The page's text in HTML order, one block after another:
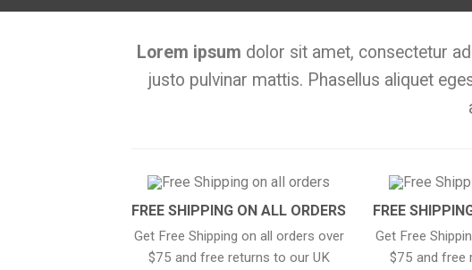
Lorem ipsum dolor sit amet, consectetur
justo pulvinar mattis. Phasellus aliquet
FREE SHIPPING ON ALL ORDERS
Get Free Shipping on all orders over
$75 and free returns to our UK
FREE
Get Free
$75 and free